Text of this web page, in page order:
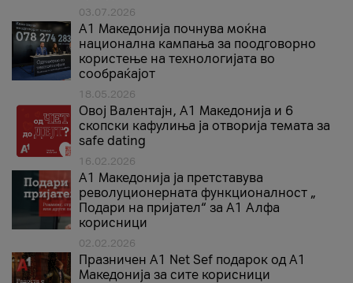
03.07.2026
A1 Македонија почнува моќна
национална кампања за поодговорно
користење на технологијата во
сообраќајот
18.05.2026
Овој Валентајн, A1 Македонија и 6
скопски кафулиња ја отворија темата за
safe dating
16.02.2026
А1 Македонија ја претставува
револуционерната функционалност „
Подари на пријател“ за А1 Алфа
корисници
02.02.2026
Празничен A1 Net Sеf подарок од А1
Македонија за сите корисници